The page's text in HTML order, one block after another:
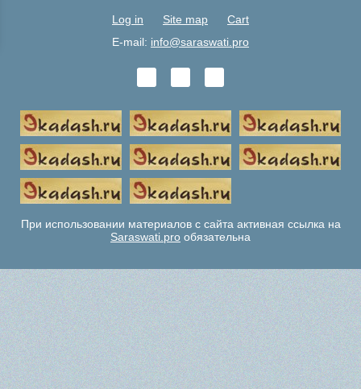
Log in Site map
Cart
E-mail: info@saraswati.pro
При использовании материалов с сайта активная ссылка на
Saraswati.pro обязательна